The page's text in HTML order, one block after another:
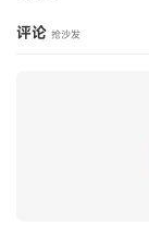
评论 抢沙发